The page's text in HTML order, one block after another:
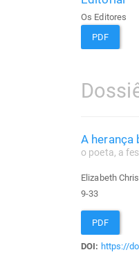
Os Editores
PDF
A herança
o poeta, a
Elizabeth
9-33
PDF
DOI: https://